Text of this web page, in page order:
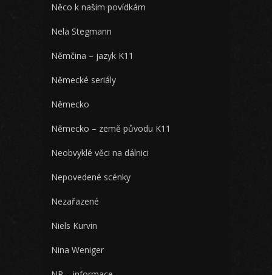
Něco k našim povídkám
Nela Stegmann
Němčina – jazyk K11
Německé seriály
Německo
Německo – země původu K11
Neobvyklé věci na dálnici
Nepovedené scénky
Nezařazené
Niels Kurvin
Nina Weniger